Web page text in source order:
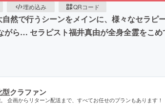
埋め込み QRコード
然で行うシーンをメインに、様々なセラ
ら… セラピスト福井真由が全身全霊をこ
クラファン
企画からリターン配送まで、すべてお任せのプランもあります！